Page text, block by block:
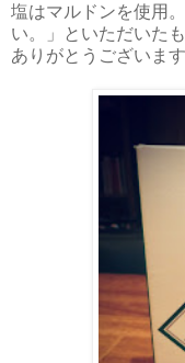
塩はマルドンを使用
い。」といただいたも
ありがとうございます